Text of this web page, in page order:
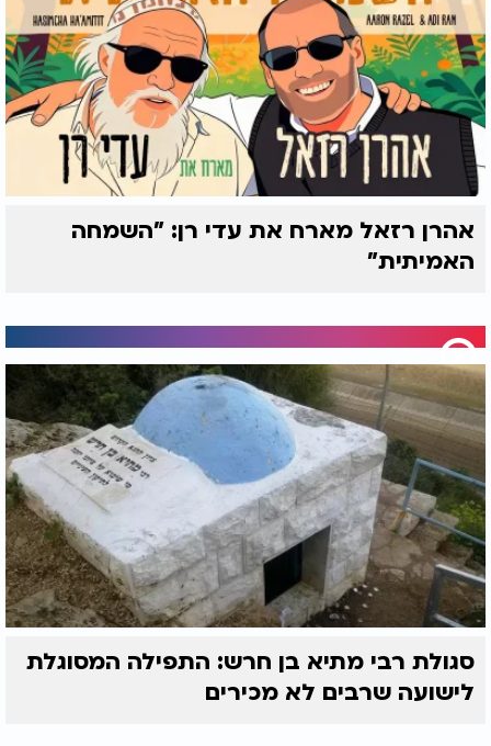
אהרן רזאל מארח את עדי רן: "השמחה
האמיתית"
סגולת רבי מתיא בן חרש: התפילה המסוגלת
לישועה שרבים לא מכירים